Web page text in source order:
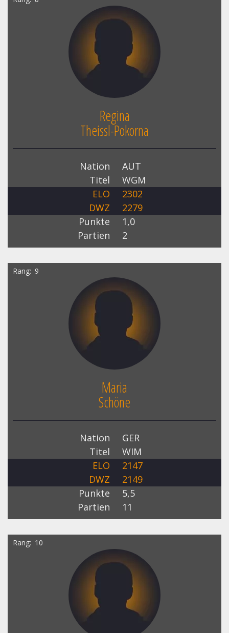
Regina
Theissl-Pokorna
Nation
AUT
Titel
WGM
ELO
2302
DWZ
2279
Punkte
1,0
Partien
2
Rang 9
Maria
Schöne
Nation
GER
Titel
WIM
ELO
2147
DWZ
2149
Punkte
5,5
Partien
11
Rang 10